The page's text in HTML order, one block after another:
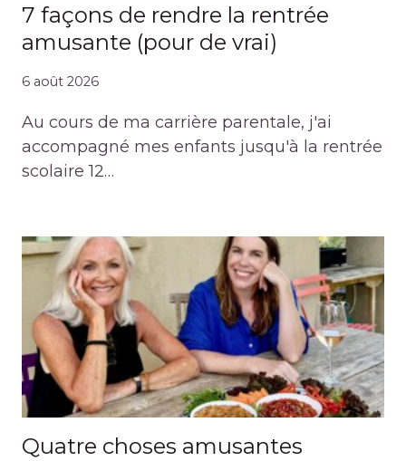
7 façons de rendre la rentrée
amusante (pour de vrai)
6 août 2026
Au cours de ma carrière parentale, j'ai
accompagné mes enfants jusqu'à la rentrée
scolaire 12…
Quatre choses amusantes